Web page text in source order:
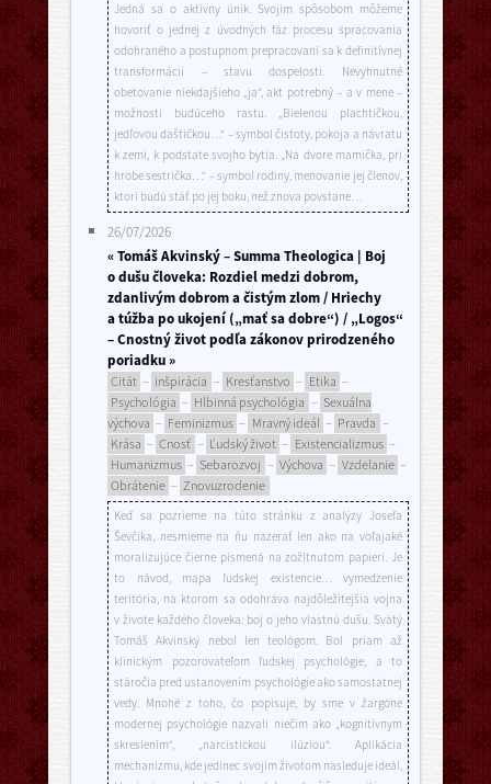
Jedná sa o aktívny únik. Svojim spôsobom môžeme
hovoriť o jednej z úvodných fáz procesu spracovania
odohraného a postupnom prepracovaní sa k definitívnej
transformácii – stavu dospelosti. Nevyhnutné
obetovanie niekdajšieho „ja“, akt potrebný – a v mene –
možnosti budúceho rastu. „Bielenou plachtičkou,
jedľovou daštičkou…“ – symbol čistoty, pokoja a návratu
k zemi, k podstate svojho bytia. „Na dvore mamička, pri
hrobe sestrička…“ – symbol rodiny, menovanie jej členov,
ktorí budú stáť po jej boku, než znova povstane…
26/07/2026
« Tomáš Akvinský – Summa Theologica | Boj
o dušu človeka: Rozdiel medzi dobrom,
zdanlivým dobrom a čistým zlom / Hriechy
a túžba po ukojení („mať sa dobre“) / „Logos“
– Cnostný život podľa zákonov prirodzeného
poriadku »
Citát – inšpirácia – Kresťanstvo – Etika –
Psychológia – Hlbinná psychológia – Sexuálna
výchova – Feminizmus – Mravný ideál – Pravda –
Krása – Cnosť – Ľudský život – Existencializmus –
Humanizmus – Sebarozvoj – Výchova – Vzdelanie –
Obrátenie – Znovuzrodenie
Keď sa pozrieme na túto stránku z analýzy Josefa
Ševčíka, nesmieme na ňu nazerať len ako na voľajaké
moralizujúce čierne písmená na zožltnutom papieri. Je
to návod, mapa ľudskej existencie… vymedzenie
teritória, na ktorom sa odohráva najdôležitejšia vojna
v živote každého človeka: boj o jeho vlastnú dušu. Svätý
Tomáš Akvinský nebol len teológom. Bol priam až
klinickým pozorovateľom ľudskej psychológie, a to
stáročia pred ustanovením psychológie ako samostatnej
vedy. Mnohé z toho, čo popisuje, by sme v žargóne
modernej psychológie nazvali niečim ako „kognitívnym
skreslením“, „narcistickou ilúziou“. Aplikácia
mechanizmu, kde jedinec svojim životom nasleduje ideál,